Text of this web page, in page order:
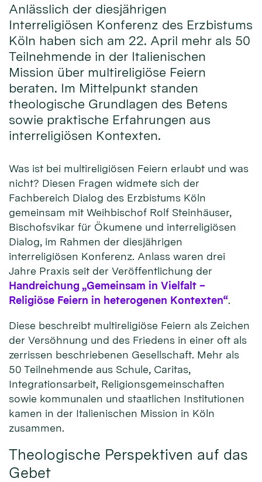
Anlässlich der diesjährigen
Interreligiösen Konferenz des Erzbistums
Köln haben sich am 22. April mehr als 50
Teilnehmende in der Italienischen
Mission über multireligiöse Feiern
beraten. Im Mittelpunkt standen
theologische Grundlagen des Betens
sowie praktische Erfahrungen aus
interreligiösen Kontexten.
Was ist bei multireligiösen Feiern erlaubt und was
nicht? Diesen Fragen widmete sich der
Fachbereich Dialog des Erzbistums Köln
gemeinsam mit Weihbischof Rolf Steinhäuser,
Bischofsvikar für Ökumene und interreligiösen
Dialog, im Rahmen der diesjährigen
interreligiösen Konferenz. Anlass waren drei
Jahre Praxis seit der Veröffentlichung der
Handreichung „Gemeinsam in Vielfalt –
Religiöse Feiern in heterogenen Kontexten“.
Diese beschreibt multireligiöse Feiern als Zeichen
der Versöhnung und des Friedens in einer oft als
zerrissen beschriebenen Gesellschaft. Mehr als
50 Teilnehmende aus Schule, Caritas,
Integrationsarbeit, Religionsgemeinschaften
sowie kommunalen und staatlichen Institutionen
kamen in der Italienischen Mission in Köln
zusammen.
Theologische Perspektiven auf das
Gebet